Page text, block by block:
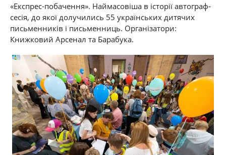
«Експрес-побачення». Наймасовіша в історії автограф-
сесія, до якої долучились 55 українських дитячих
письменників і письменниць. Організатори:
Книжковий Арсенал та Барабука.